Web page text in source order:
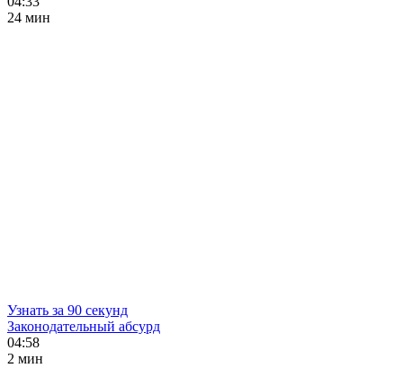
24 мин
Узнать за 90 секунд
Законодательный абсурд
04:58
2 мин